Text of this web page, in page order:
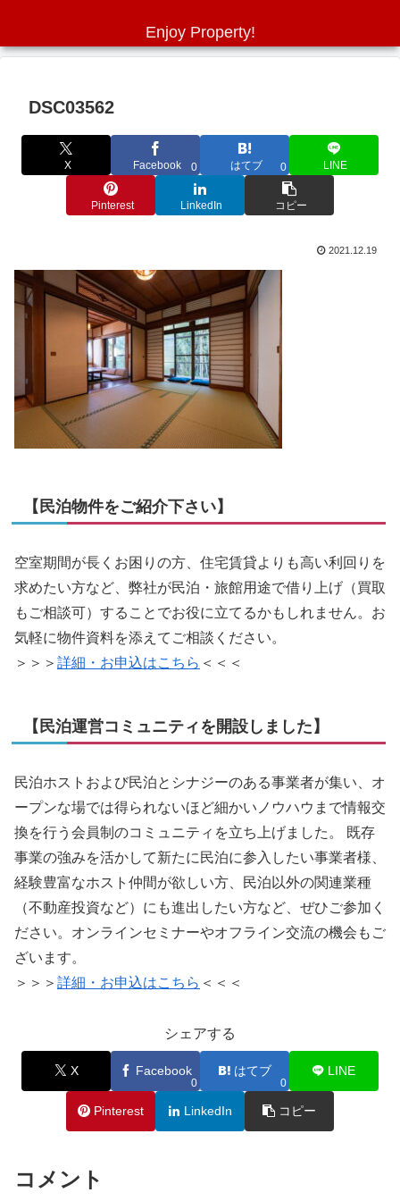
Enjoy Property!
DSC03562
X Facebook 0 はてブ 0 LINE
Pinterest LinkedIn コピー
2021.12.19
【民泊物件をご紹介下さい】
空室期間が長くお困りの方、住宅賃貸よりも高い利回りを
求めたい方など、弊社が民泊・旅館用途で借り上げ（買取
もご相談可）することでお役に立てるかもしれません。お
気軽に物件資料を添えてご相談ください。
＞＞＞ 詳細・お申込はこちら ＜＜＜
【民泊運営コミュニティを開設しました】
民泊ホストおよび民泊とシナジーのある事業者が集い、オ
ープンな場では得られないほど細かいノウハウまで情報交
換を行う会員制のコミュニティを立ち上げました。 既存
事業の強みを活かして新たに民泊に参入したい事業者様、
経験豊富なホスト仲間が欲しい方、民泊以外の関連業種
（不動産投資など）にも進出したい方など、ぜひご参加く
ださい。オンラインセミナーやオフライン交流の機会もご
ざいます。
＞＞＞ 詳細・お申込はこちら ＜＜＜
シェアする
X Facebook
0
はてブ
0
LINE
Pinterest LinkedIn コピー
コメント